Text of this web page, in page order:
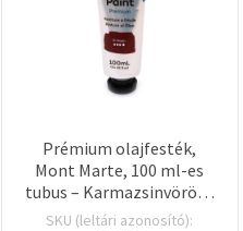
Prémium olajfesték,
Mont Marte, 100 ml-es
tubus – Karmazsinvörös |
Gazdag, élénk szín
SKU (leltári azonosító):